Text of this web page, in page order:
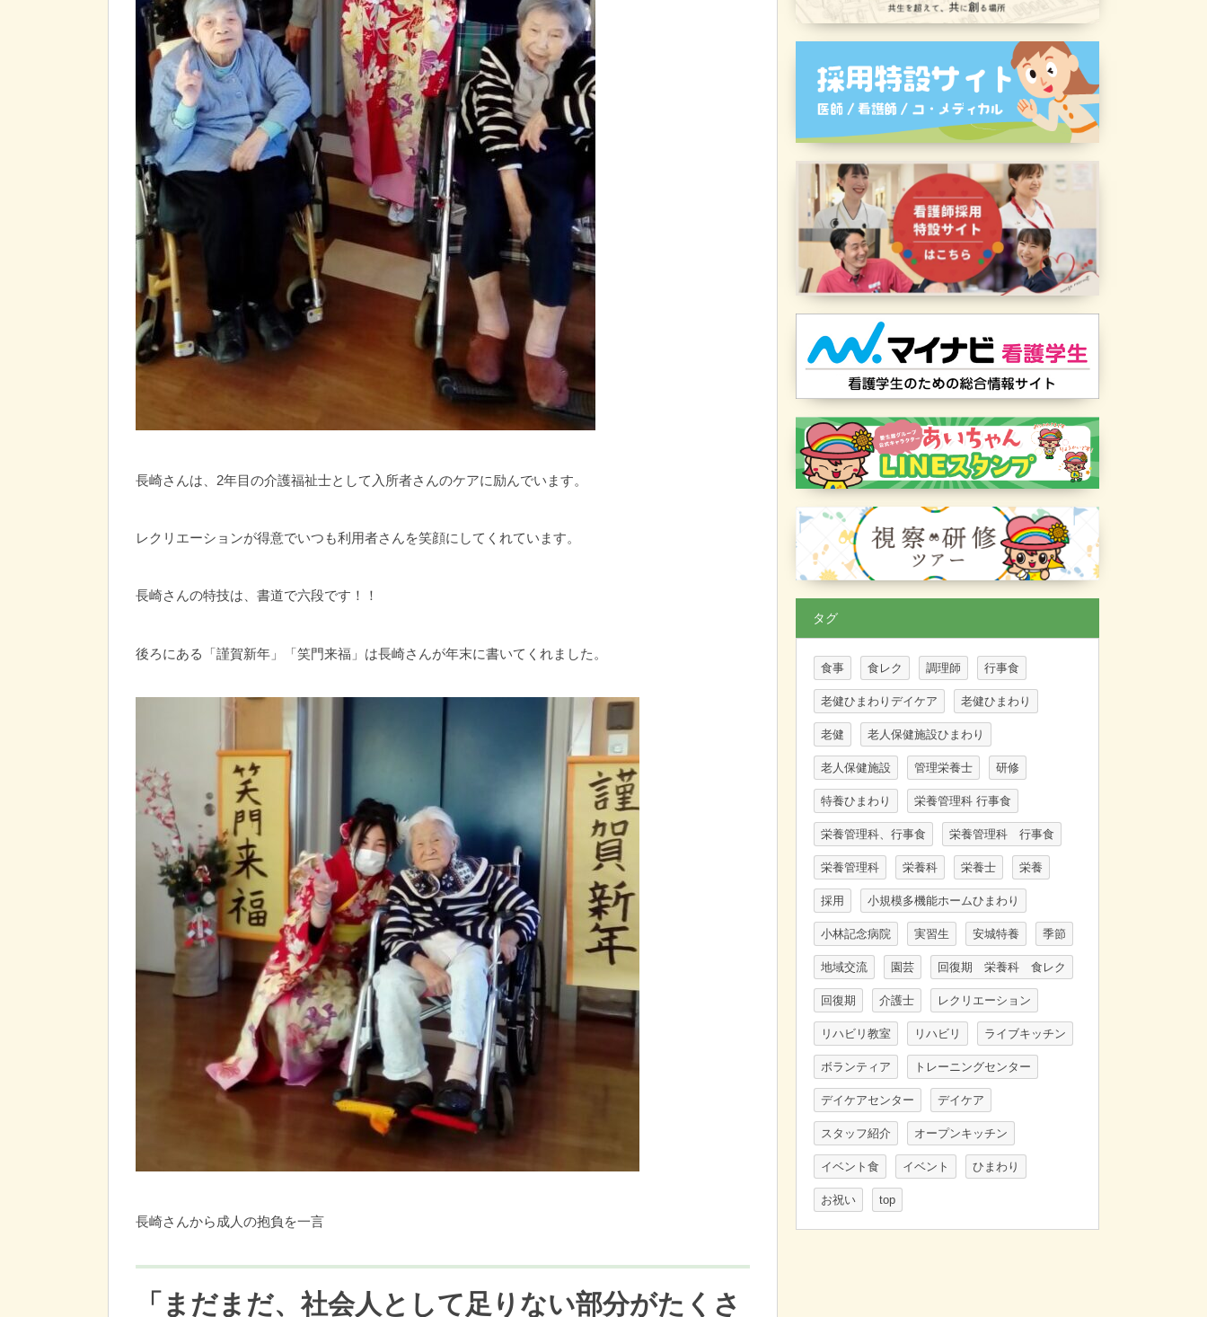
長崎さんは、2年目の介護福祉士として入所者さんのケアに励んでいます。
レクリエーションが得意でいつも利用者さんを笑顔にしてくれています。
長崎さんの特技は、書道で六段です！！
後ろにある「謹賀新年」「笑門来福」は長崎さんが年末に書いてくれました。
長崎さんから成人の抱負を一言
「 まだまだ、社会人として足りない部分がたくさ
タグ
食事 食レク 調理師 行事食
老健ひまわりデイケア 老健ひまわり
老健 老人保健施設ひまわり
老人保健施設 管理栄養士 研修
特養ひまわり 栄養管理科 行事食
栄養管理科、行事食 栄養管理科 行事食
栄養管理科 栄養科 栄養士 栄養
採用 小規模多機能ホームひまわり
小林記念病院 実習生 安城特養 季節
地域交流 園芸 回復期 栄養科 食レク
回復期 介護士 レクリエーション
リハビリ教室 リハビリ ライブキッチン
ボランティア トレーニングセンター
デイケアセンター デイケア
スタッフ紹介 オープンキッチン
イベント食 イベント ひまわり
お祝い top